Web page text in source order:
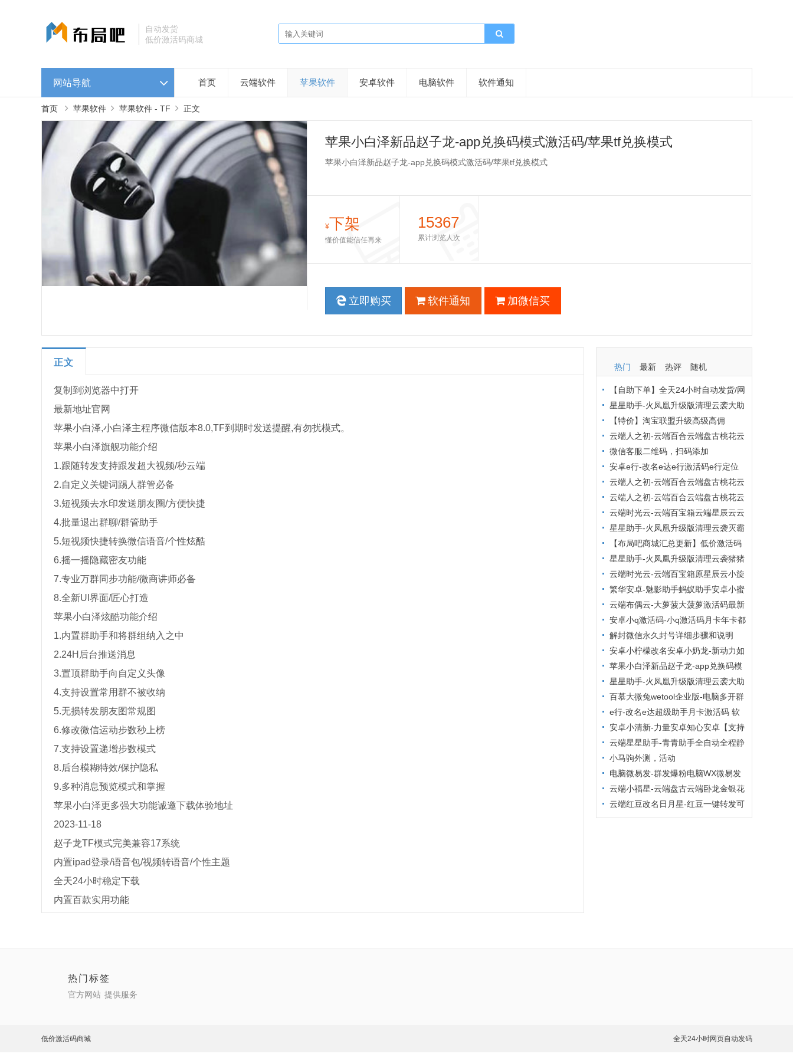
自动发货
低价激活码商城
网站导航 首页 云端软件 苹果软件 安卓软件 电脑软件 软件通知
首页 苹果软件 苹果软件 - TF 正文
苹果小白泽新品赵子龙-app兑换码模式激活码/苹果tf兑换模式
苹果小白泽新品赵子龙-app兑换码模式激活码/苹果tf兑换模式
¥下架
懂价值能信任再来
15367
累计浏览人次
立即购买 软件通知 加微信买
正文
复制到浏览器中打开
最新地址官网
苹果小白泽,小白泽主程序微信版本8.0,TF到期时发送提醒,有勿扰模式。
苹果小白泽旗舰功能介绍
1.跟随转发支持跟发超大视频/秒云端
2.自定义关键词踢人群管必备
3.短视频去水印发送朋友圈/方便快捷
4.批量退出群聊/群管助手
5.短视频快捷转换微信语音/个性炫酷
6.摇一摇隐藏密友功能
7.专业万群同步功能/微商讲师必备
8.全新UI界面/匠心打造
苹果小白泽炫酷功能介绍
1.内置群助手和将群组纳入之中
2.24H后台推送消息
3.置顶群助手向自定义头像
4.支持设置常用群不被收纳
5.无损转发朋友图常规图
6.修改微信运动步数秒上榜
7.支持设置递增步数模式
8.后台模糊特效/保护隐私
9.多种消息预览模式和掌握
苹果小白泽更多强大功能诚邀下载体验地址
2023-11-18
赵子龙TF模式完美兼容17系统
内置ipad登录/语音包/视频转语音/个性主题
全天24小时稳定下载
内置百款实用功能
热门 最新 热评 随机
【自助下单】全天24小时自动发货/网
页自动秒发激活码/低价激活码商城/布
局吧商城/激活码批发商城
星星助手-火凤凰升级版清理云袭大助
手小麻雀清理僵尸粉查单删【小麻雀清
理周卡】
【特价】淘宝联盟升级高级高佣
云端人之初-云端百合云端盘古桃花云
小红花云端优乐美原冰淇淋最新官网地
址激活码【云端转发朋友圈点赞爆粉转
发评论】
微信客服二维码，扫码添加
安卓e行-改名e达e行激活码e行定位
打卡安卓定位软件激活码虚拟专家原安
卓虚拟帮手月卡年卡【安卓虚拟定位】
云端人之初-云端百合云端盘古桃花云
云端金银花小红花小蜻蜓云玲珑九朵云
小叮当【突破封圈提醒云端转发朋友圈
万群同步】
云端人之初-云端百合云端盘古桃花云
云端云转发【云端转发跟圈点赞】云转
发-云端转发不封号，收藏转发朋友圈，
自动同步转发朋友圈
云端时光云-云端百宝箱云端星辰云云
端小旋风【转发朋友圈大视频自动点赞
群管理VIP影视】
星星助手-火凤凰升级版清理云袭灭霸
清粉查单删激活码大助手小麻雀清理系
列后台无限码【小麻雀清理僵尸粉清理
通讯录查屏蔽清理朋友
【布局吧商城汇总更新】低价激活码
商城，24小时自动发货，布局吧商城
星星助手-火凤凰升级版清理云袭猪猪
清理僵尸粉周卡【云端清粉周卡】
云端时光云-云端百宝箱原星辰云小旋
风繁华安卓-魅影助手蚂蚁助手安卓小蜜
助手安卓多开分身
云端布偶云-大萝菠大菠萝激活码最新
地址官网‬【云端转发朋友圈快手大视
频】
安卓小q激活码-小q激活码月卡年卡都
有打卡安卓虚拟定位
解封微信永久封号详细步骤和说明
安卓小柠檬改名安卓小奶龙-新动力如
意安卓安卓多开分身
苹果小白泽新品赵子龙-app兑换码模
式激活码/苹果tf兑换模式
星星助手-火凤凰升级版清理云袭大助
手老绵羊管家清理系列后台无限码【老
绵羊管家清理僵尸粉清理通
百慕大微兔wetool企业版-电脑多开群
发爆粉群管
e行-改名e达超级助手月卡激活码 软
件定位-支持钉钉虚拟定位任意多开
安卓小清新-力量安卓知心安卓【支持
鸿蒙转发朋友圈虚拟定位万群同步】
云端星星助手-青青助手全自动全程静
默清理僵尸粉
小马驹外测，活动
电脑微易发-群发爆粉电脑WX微易发
特供版年卡带朋友圈功能
云端小福星-云端盘古云端卧龙金银花
同步转发朋友圈自动回复消息欢迎新人
云端红豆改名日月星-红豆一键转发可
指定好友云端红豆语音转发朋友圈转发
热门标签
官方网站 提供服务
低价激活码商城 全天24小时网页自动发码